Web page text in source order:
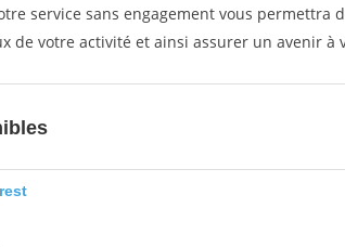
service sans engagement vous permettra
de votre activité et ainsi assurer un avenir à